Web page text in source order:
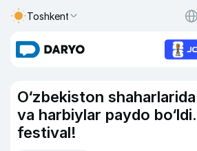
Toshkent
O‘zbekiston
va harbiylar paydo
festival!